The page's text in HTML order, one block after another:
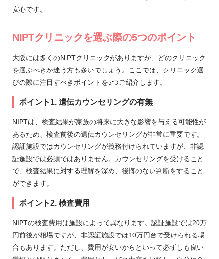
安心です。
NIPTクリニックを選ぶ際の5つのポイント
大阪には多くのNIPTクリニックがありますが、どのクリニック
を選ぶべきか迷う方も多いでしょう。ここでは、クリニック選
びの際に注目すべきポイントを5つご紹介します。
ポイント1. 遺伝カウンセリングの有無
NIPTは、検査結果が家族の将来に大きな影響を与える可能性が
あるため、検査前後の遺伝カウンセリングが非常に重要です。
認証施設ではカウンセリングが義務付けられていますが、非認
証施設では必須ではありません。カウンセリングを受けること
で、検査結果に対する理解を深め、後悔のない判断をすること
ができます。
ポイント2. 検査費用
NIPTの検査費用は施設によって異なります。認証施設では20万
円前後が相場ですが、非認証施設では10万円台で受けられる場
合もあります。ただし、費用が安いからといって必ずしも良い